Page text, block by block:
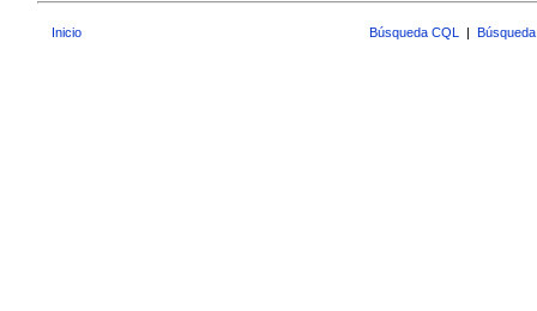
Inicio Búsqueda CQL